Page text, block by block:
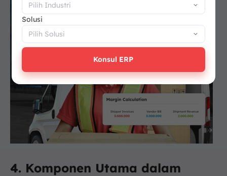
4. Komponen Utama dalam
Solusi
Konsul ERP